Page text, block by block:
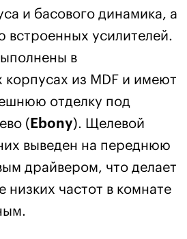
и басового динамика, а
встроенных усилителей.
в
из MDF и имеют
отделку под
( Ebony). Щелевой
выведен на переднюю
драйвером, что делает
низких частот в комнате